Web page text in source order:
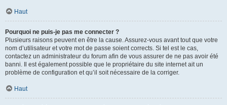
Haut
Pourquoi ne puis-je pas me connecter ?
Plusieurs raisons peuvent en être la cause. Assurez-vous avant tout que votre
nom d’utilisateur et votre mot de passe soient corrects. Si tel est le cas,
contactez un administrateur du forum afin de vous assurer de ne pas avoir été
banni. Il est également possible que le propriétaire du site internet ait un
problème de configuration et qu’il soit nécessaire de la corriger.
Haut